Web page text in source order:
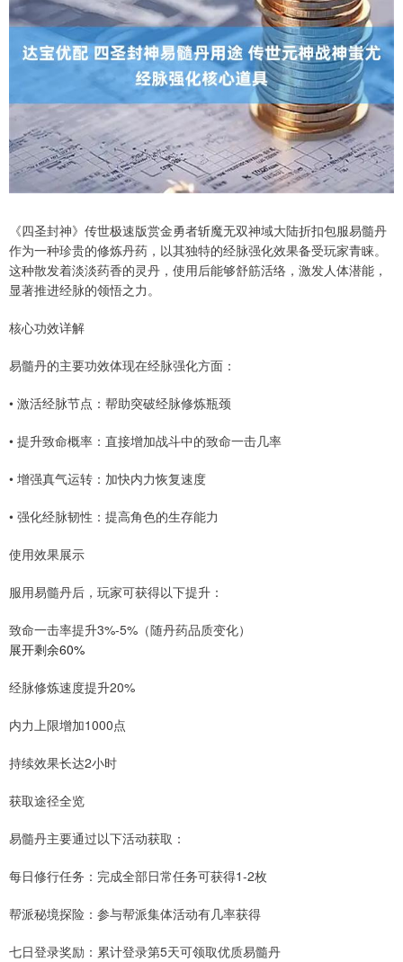
《四圣封神》传世极速版赏金勇者斩魔无双神域大陆折扣包服易髓丹
作为一种珍贵的修炼丹药，以其独特的经脉强化效果备受玩家青睐。
这种散发着淡淡药香的灵丹，使用后能够舒筋活络，激发人体潜能，
显著推进经脉的领悟之力。
核心功效详解
易髓丹的主要功效体现在经脉强化方面：
• 激活经脉节点：帮助突破经脉修炼瓶颈
• 提升致命概率：直接增加战斗中的致命一击几率
• 增强真气运转：加快内力恢复速度
• 强化经脉韧性：提高角色的生存能力
使用效果展示
服用易髓丹后，玩家可获得以下提升：
致命一击率提升3%-5%（随丹药品质变化）
展开剩余60%
经脉修炼速度提升20%
内力上限增加1000点
持续效果长达2小时
获取途径全览
易髓丹主要通过以下活动获取：
每日修行任务：完成全部日常任务可获得1-2枚
帮派秘境探险：参与帮派集体活动有几率获得
七日登录奖励：累计登录第5天可领取优质易髓丹